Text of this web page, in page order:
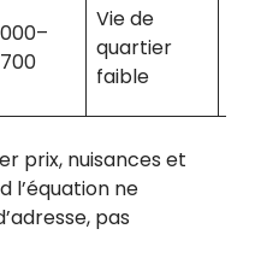
Vie de
quartier
faible
prix, nuisances et
l’équation ne
pas